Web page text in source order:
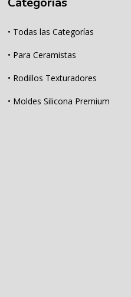
• Todas las Categorías
• Para Ceramistas
• Rodillos Texturadores
• Moldes Silicona Premium